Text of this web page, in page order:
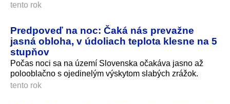
tento rok
Predpoveď na noc: Čaká nás prevažne
jasná obloha, v údoliach teplota klesne na 5
stupňov
Počas noci sa na území Slovenska očakáva jasno až
polooblačno s ojedinelým výskytom slabých zrážok.
tento rok